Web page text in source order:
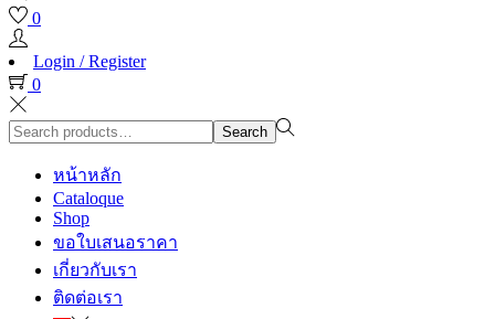
0
Login / Register
0
Search
for:>
Search
หน้าหลัก
Cataloque
Shop
ขอใบเสนอราคา
เกี่ยวกับเรา
ติดต่อเรา